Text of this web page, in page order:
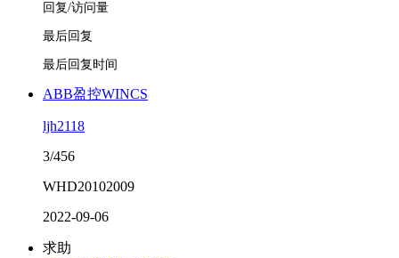
回复/访问量
最后回复
最后回复时间
ABB盈控WINCS
ljh2118
3/456
WHD20102009
2022-09-06
求助